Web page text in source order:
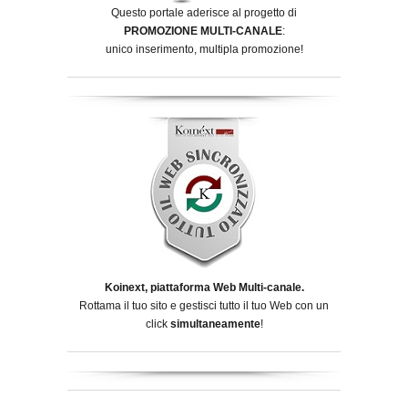
Questo portale aderisce al progetto di
PROMOZIONE MULTI-CANALE:
unico inserimento, multipla promozione!
Koinext, piattaforma Web Multi-canale.
Rottama il tuo sito e gestisci tutto il tuo Web con un
click simultaneamente!